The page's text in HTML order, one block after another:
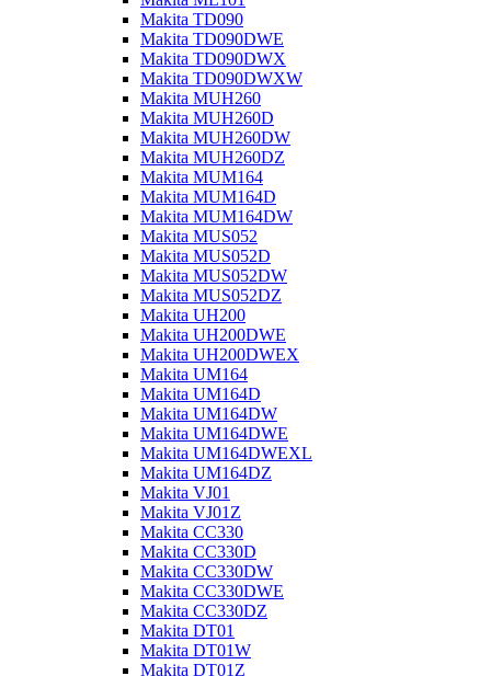
Makita TD090
Makita TD090DWE
Makita TD090DWX
Makita TD090DWXW
Makita MUH260
Makita MUH260D
Makita MUH260DW
Makita MUH260DZ
Makita MUM164
Makita MUM164D
Makita MUM164DW
Makita MUS052
Makita MUS052D
Makita MUS052DW
Makita MUS052DZ
Makita UH200
Makita UH200DWE
Makita UH200DWEX
Makita UM164
Makita UM164D
Makita UM164DW
Makita UM164DWE
Makita UM164DWEXL
Makita UM164DZ
Makita VJ01
Makita VJ01Z
Makita CC330
Makita CC330D
Makita CC330DW
Makita CC330DWE
Makita CC330DZ
Makita DT01
Makita DT01W
Makita DT01Z